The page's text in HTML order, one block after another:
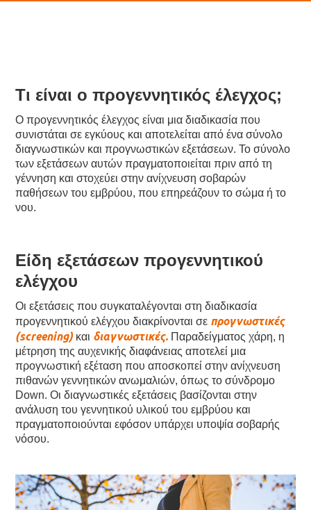
Τι είναι ο προγεννητικός έλεγχος;
Ο προγεννητικός έλεγχος είναι μια διαδικασία που
συνιστάται σε εγκύους και αποτελείται από ένα σύνολο
διαγνωστικών και προγνωστικών εξετάσεων. Το σύνολο
των εξετάσεων αυτών πραγματοποιείται πριν από τη
γέννηση και στοχεύει στην ανίχνευση σοβαρών
παθήσεων του εμβρύου, που επηρεάζουν το σώμα ή το
νου.
Είδη εξετάσεων προγεννητικού
ελέγχου
Οι εξετάσεις που συγκαταλέγονται στη διαδικασία
προγεννητικού ελέγχου διακρίνονται σε προγνωστικές
(screening) και διαγνωστικές. Παραδείγματος χάρη, η
μέτρηση της αυχενικής διαφάνειας αποτελεί μια
προγνωστική εξέταση που αποσκοπεί στην ανίχνευση
πιθανών γεννητικών ανωμαλιών, όπως το σύνδρομο
Down. Οι διαγνωστικές εξετάσεις βασίζονται στην
ανάλυση του γεννητικού υλικού του εμβρύου και
πραγματοποιούνται εφόσον υπάρχει υποψία σοβαρής
νόσου.